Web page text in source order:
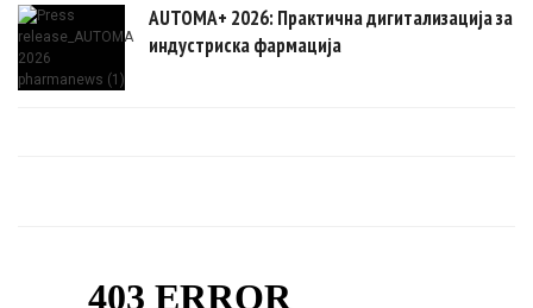
AUTOMA+ 2026: Практична дигитализација за
индустриска фармација